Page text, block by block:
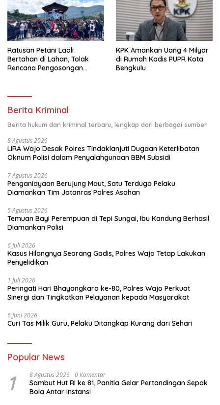
Kelurahan Sentang
Ratusan Petani Laoli
Bertahan di Lahan, Tolak
Rencana Pengosongan
KPK Amankan Uang 4 Milyar
di Rumah Kadis PUPR Kota
Bengkulu
Berita Kriminal
Berita hukum dan kriminal terbaru, lengkap dari berbagai sumber
8 Agustus 2026
LIRA Wajo Desak Polres Tindaklanjuti Dugaan Keterlibatan
Oknum Polisi dalam Penyalahgunaan BBM Subsidi
7 Agustus 2026
Penganiayaan Berujung Maut, Satu Terduga Pelaku
Diamankan Tim Jatanras Polres Asahan
5 Agustus 2026
Temuan Bayi Perempuan di Tepi Sungai, Ibu Kandung Berhasil
Diamankan Polisi
6 Juli 2026
Kasus Hilangnya Seorang Gadis, Polres Wajo Tetap Lakukan
Penyelidikan
1 Juli 2026
Peringati Hari Bhayangkara ke-80, Polres Wajo Perkuat
Sinergi dan Tingkatkan Pelayanan kepada Masyarakat
6 Juni 2026
Curi Tas Milik Guru, Pelaku Ditangkap Kurang dari Sehari
Popular News
1 8 Agustus 2026 0 Komentar
Sambut Hut RI ke 81, Panitia Gelar Pertandingan Sepak
Bola Antar Instansi